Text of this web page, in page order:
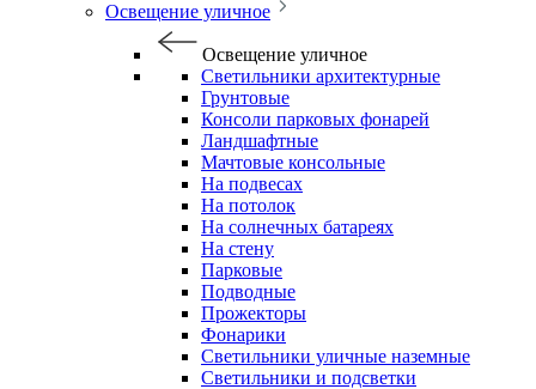
Освещение уличное
Освещение уличное
Светильники архитектурные
Грунтовые
Консоли парковых фонарей
Ландшафтные
Мачтовые консольные
На подвесах
На потолок
На солнечных батареях
На стену
Парковые
Подводные
Прожекторы
Фонарики
Светильники уличные наземные
Светильники и подсветки